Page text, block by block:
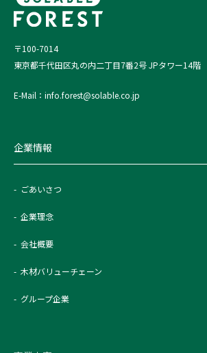
〒100-7014
東京都千代田区丸の内二丁目7番2号 JPタワー14階
E-Mail：info.forest@solable.co.jp
企業情報
ごあいさつ
企業理念
会社概要
木材バリューチェーン
グループ企業